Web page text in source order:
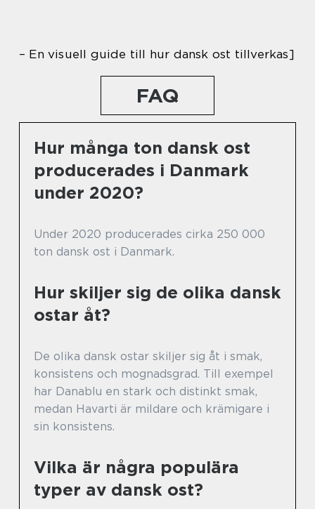
– En visuell guide till hur dansk ost tillverkas]
FAQ
Hur många ton dansk ost
producerades i Danmark
under 2020?
Under 2020 producerades cirka 250 000
ton dansk ost i Danmark.
Hur skiljer sig de olika dansk
ostar åt?
De olika dansk ostar skiljer sig åt i smak,
konsistens och mognadsgrad. Till exempel
har Danablu en stark och distinkt smak,
medan Havarti är mildare och krämigare i
sin konsistens.
Vilka är några populära
typer av dansk ost?